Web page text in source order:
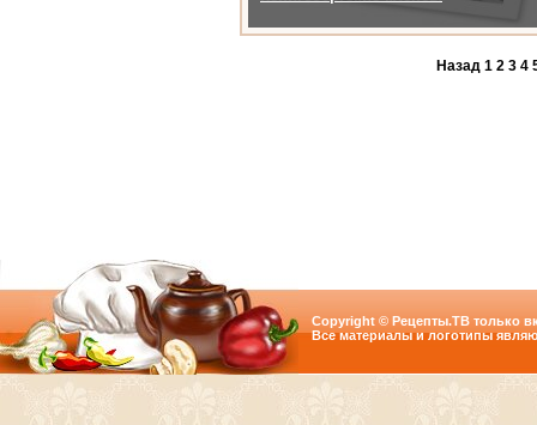
Назад 1 2 3 4
Copyright © Рецепты.ТВ только
Все материалы и логотипы